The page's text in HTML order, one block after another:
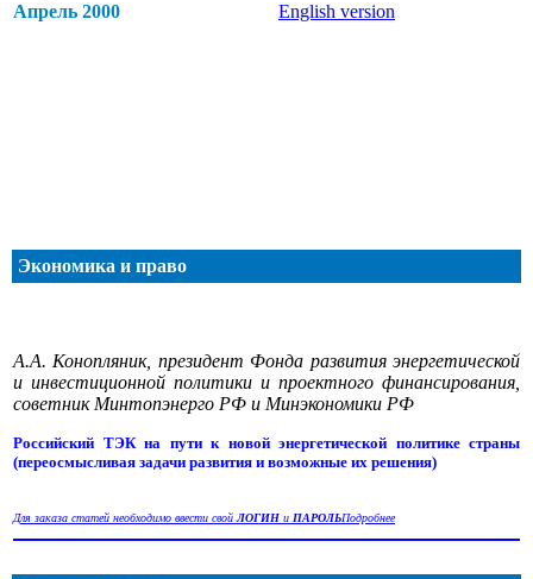
Апрель 2000
English version
Экономика и право
А.А. Конопляник, президент Фонда развития энергетической
и инвестиционной политики и проектного финансирования,
советник Минтопэнерго РФ и Минэкономики РФ
Российский ТЭК на пути к новой энергетической политике страны
(переосмысливая задачи развития и возможные их решения)
Для заказа статей необходимо ввести свойЛОГИН и ПАРОЛЬПодробнее